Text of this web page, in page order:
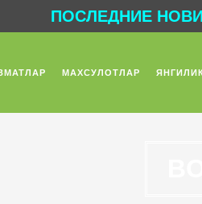
ПОСЛЕДНИЕ
МАХСУЛОТЛАР